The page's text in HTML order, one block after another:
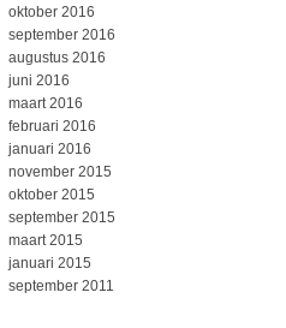
oktober 2016
september 2016
augustus 2016
juni 2016
maart 2016
februari 2016
januari 2016
november 2015
oktober 2015
september 2015
maart 2015
januari 2015
september 2011